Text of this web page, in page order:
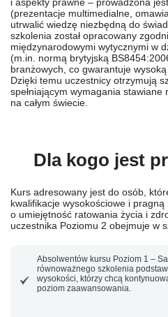
(prezentacje multimedialne,
utrwalić wiedzę niezbędną do
szkolenia został opracowany
międzynarodowymi wytycznymi w
(m.in. normą brytyjską
branżowych, co gwarantuje
Dzięki temu uczestnicy otrzymują
spełniającym wymagania
na całym świecie.
Dla kogo jest
Kurs adresowany jest do osób,
kwalifikacje wysokościowe i
o umiejętność ratowania życia i
uczestnika Poziomu 2 obejmuje w
Absolwentów kursu Poziom 1 –
równoważnego szkolenia
wysokości, którzy chcą
poziom zaawansowania.